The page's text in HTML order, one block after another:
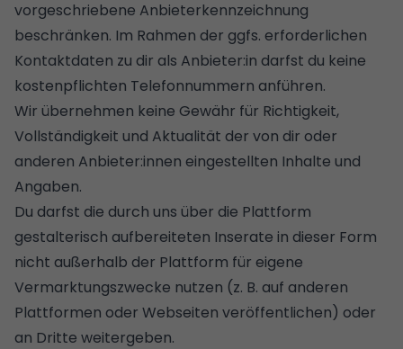
vorgeschriebene Anbieterkennzeichnung
beschränken. Im Rahmen der ggfs. erforderlichen
Kontaktdaten zu dir als Anbieter:in darfst du keine
kostenpflichten Telefonnummern anführen.
Wir übernehmen keine Gewähr für Richtigkeit,
Vollständigkeit und Aktualität der von dir oder
anderen Anbieter:innen eingestellten Inhalte und
Angaben.
Du darfst die durch uns über die Plattform
gestalterisch aufbereiteten Inserate in dieser Form
nicht außerhalb der Plattform für eigene
Vermarktungszwecke nutzen (z. B. auf anderen
Plattformen oder Webseiten veröffentlichen) oder
an Dritte weitergeben.